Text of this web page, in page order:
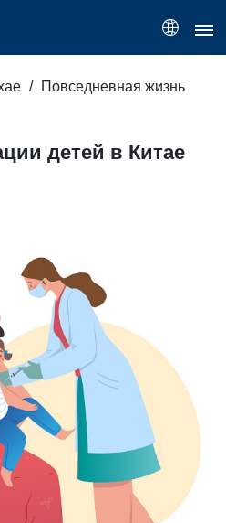
Повседневная жизнь
детей в Китае